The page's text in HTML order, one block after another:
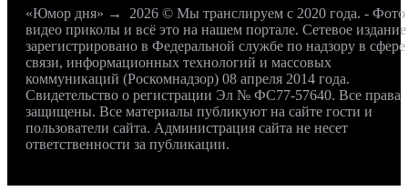
«Юмор дня» → 2026 © Мы транслируем с 2020 года. -
видео приколы и всё это на нашем портале. Сетевое издание
зарегистрировано в Федеральной службе по надзору в сфере
связи, информационных технологий и массовых
коммуникаций (Роскомнадзор) 08 апреля 2014 года.
Свидетельство о регистрации Эл № ФС77-57640. Все права
защищены. Все материалы публикуют на сайте гости и
пользователи сайта. Администрация сайта не несет
ответственности за публикации.